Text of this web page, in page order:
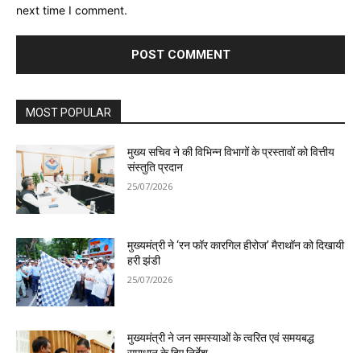
next time I comment.
MOST POPULAR
मुख्य सचिव ने की विभिन्न विभागों के प्रस्तावों को वित्तीय
संस्तुति प्रदान
25/07/2026
मुख्यमंत्री ने ‘रन फॉर कारगिल हीरोज’ मैराथॉन को दिखायी
हरी झंडी
25/07/2026
मुख्यमंत्री ने जन समस्याओं के त्वरित एवं समयबद्ध